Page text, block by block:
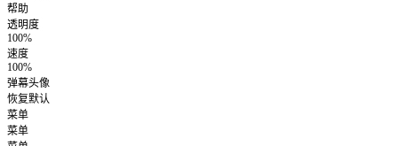
帮助
透明度
100%
速度
100%
弹幕头像
恢复默认
菜单
菜单